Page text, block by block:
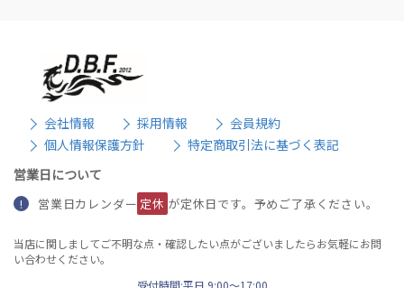
会社情報 採用情報
会員規約
個人情報保護方針
特定商取引法に基づく表記
営業日について
! 営業日カレンダー 定休 が定休日です。予めご了承ください。
当店に関しましてご不明な点・確認したい点がございましたらお気軽にお問
い合わせください。